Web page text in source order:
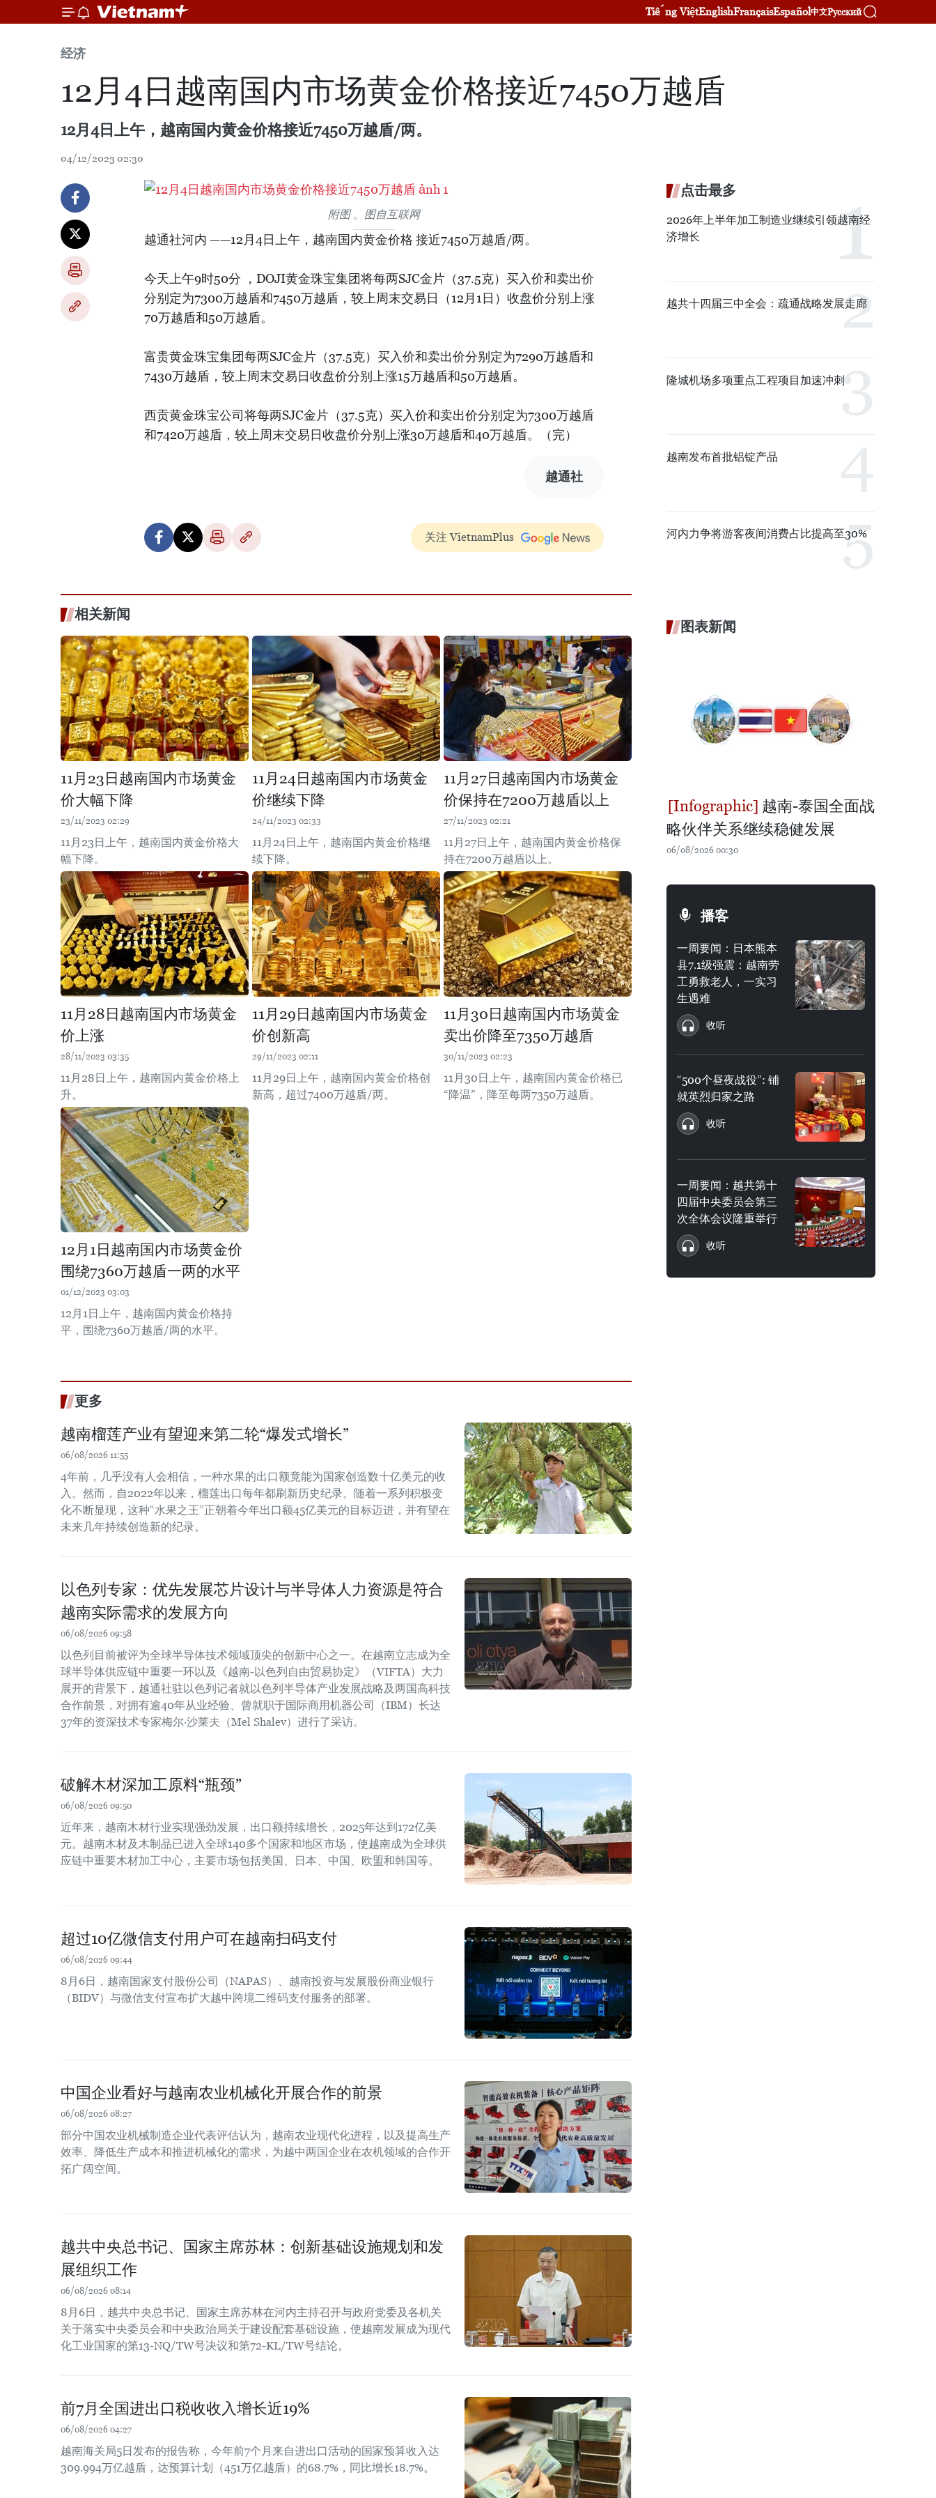
Tiếng ViệtEnglishFrançaisEspañol中文Русский
经济
12月4日越南国内市场黄金价格接近7450万越盾
12月4日上午，越南国内黄金价格接近7450万越盾/两。
04/12/2023 02:30
附图 。图自互联网
越通社河内 ——12月4日上午，越南国内黄金价格 接近7450万越盾/两。
今天上午9时50分 ，DOJI黄金珠宝集团将每两SJC金片（37.5克）买入价和卖出价
分别定为7300万越盾和7450万越盾，较上周末交易日（12月1日）收盘价分别上涨
70万越盾和50万越盾。
富贵黄金珠宝集团每两SJC金片（37.5克）买入价和卖出价分别定为7290万越盾和
7430万越盾，较上周末交易日收盘价分别上涨15万越盾和50万越盾。
西贡黄金珠宝公司将每两SJC金片（37.5克）买入价和卖出价分别定为7300万越盾
和7420万越盾，较上周末交易日收盘价分别上涨30万越盾和40万越盾。（完）
越通社
关注 VietnamPlus
相关新闻
11月23日越南国内市场黄金
价大幅下降
23/11/2023 02:29
11月23日上午，越南国内黄金价格大
幅下降。
11月24日越南国内市场黄金
价继续下降
24/11/2023 02:33
11月24日上午，越南国内黄金价格继
续下降。
11月27日越南国内市场黄金
价保持在7200万越盾以上
27/11/2023 02:21
11月27日上午，越南国内黄金价格保
持在7200万越盾以上。
11月28日越南国内市场黄金
价上涨
28/11/2023 03:35
11月28日上午，越南国内黄金价格上
升。
11月29日越南国内市场黄金
价创新高
29/11/2023 02:11
11月29日上午，越南国内黄金价格创
新高，超过7400万越盾/两。
11月30日越南国内市场黄金
卖出价降至7350万越盾
30/11/2023 02:23
11月30日上午，越南国内黄金价格已
“降温”，降至每两7350万越盾。
12月1日越南国内市场黄金价
围绕7360万越盾一两的水平
01/12/2023 03:03
12月1日上午，越南国内黄金价格持
平，围绕7360万越盾/两的水平。
更多
越南榴莲产业有望迎来第二轮“爆发式增长”
06/08/2026 11:55
4年前，几乎没有人会相信，一种水果的出口额竟能为国家创造数十亿美元的收
入。然而，自2022年以来，榴莲出口每年都刷新历史纪录。随着一系列积极变
化不断显现，这种“水果之王”正朝着今年出口额45亿美元的目标迈进，并有望在
未来几年持续创造新的纪录。
以色列专家：优先发展芯片设计与半导体人力资源是符合
越南实际需求的发展方向
06/08/2026 09:58
以色列目前被评为全球半导体技术领域顶尖的创新中心之一。在越南立志成为全
球半导体供应链中重要一环以及《越南-以色列自由贸易协定》（VIFTA）大力
展开的背景下，越通社驻以色列记者就以色列半导体产业发展战略及两国高科技
合作前景，对拥有逾40年从业经验、曾就职于国际商用机器公司（IBM）长达
37年的资深技术专家梅尔·沙莱夫（Mel Shalev）进行了采访。
破解木材深加工原料“瓶颈”
06/08/2026 09:50
近年来，越南木材行业实现强劲发展，出口额持续增长，2025年达到172亿美
元。越南木材及木制品已进入全球140多个国家和地区市场，使越南成为全球供
应链中重要木材加工中心，主要市场包括美国、日本、中国、欧盟和韩国等。
超过10亿微信支付用户可在越南扫码支付
06/08/2026 09:44
8月6日，越南国家支付股份公司（NAPAS）、越南投资与发展股份商业银行
（BIDV）与微信支付宣布扩大越中跨境二维码支付服务的部署。
中国企业看好与越南农业机械化开展合作的前景
06/08/2026 08:27
部分中国农业机械制造企业代表评估认为，越南农业现代化进程，以及提高生产
效率、降低生产成本和推进机械化的需求，为越中两国企业在农机领域的合作开
拓广阔空间。
越共中央总书记、国家主席苏林：创新基础设施规划和发
展组织工作
06/08/2026 08:14
8月6日，越共中央总书记、国家主席苏林在河内主持召开与政府党委及各机关
关于落实中央委员会和中央政治局关于建设配套基础设施，使越南发展成为现代
化工业国家的第13-NQ/TW号决议和第72-KL/TW号结论。
前7月全国进出口税收收入增长近19%
06/08/2026 04:27
越南海关局5日发布的报告称，今年前7个月来自进出口活动的国家预算收入达
309.994万亿越盾，达预算计划（451万亿越盾）的68.7%，同比增长18.7%。
点击最多
2026年上半年加工制造业继续引领越南经
济增长
越共十四届三中全会：疏通战略发展走廊
隆城机场多项重点工程项目加速冲刺
越南发布首批铝锭产品
河内力争将游客夜间消费占比提高至30%
图表新闻
越南-泰国全面战
略伙伴关系继续稳健发展
06/08/2026 00:30
播客
一周要闻：日本熊本
县7.1级强震：越南劳
工勇救老人，一实习
生遇难
收听
“500个昼夜战役”: 铺
就英烈归家之路
收听
一周要闻：越共第十
四届中央委员会第三
次全体会议隆重举行
收听